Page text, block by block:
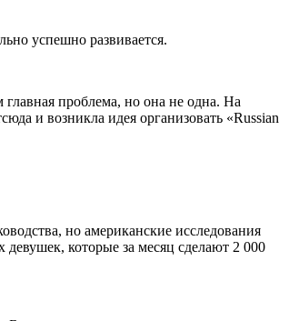
успешно развивается.
проблема, но она не одна. На
и возникла идея организовать «Russian
но американские исследования
девушек, которые за месяц сделают 2 000